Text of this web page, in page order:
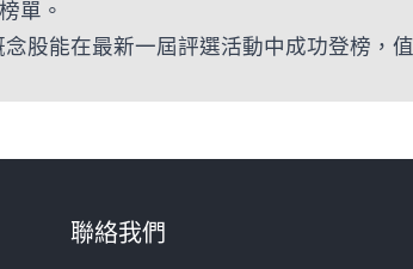
單。
股能在最新一屆評選活動中成功登榜，
聯絡我們